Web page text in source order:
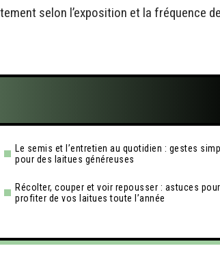
selon l’exposition et la fréquence de
Le semis et l’entretien au quotidien : gestes
pour des laitues généreuses
Récolter, couper et voir repousser : astuces pour
profiter de vos laitues toute l’année